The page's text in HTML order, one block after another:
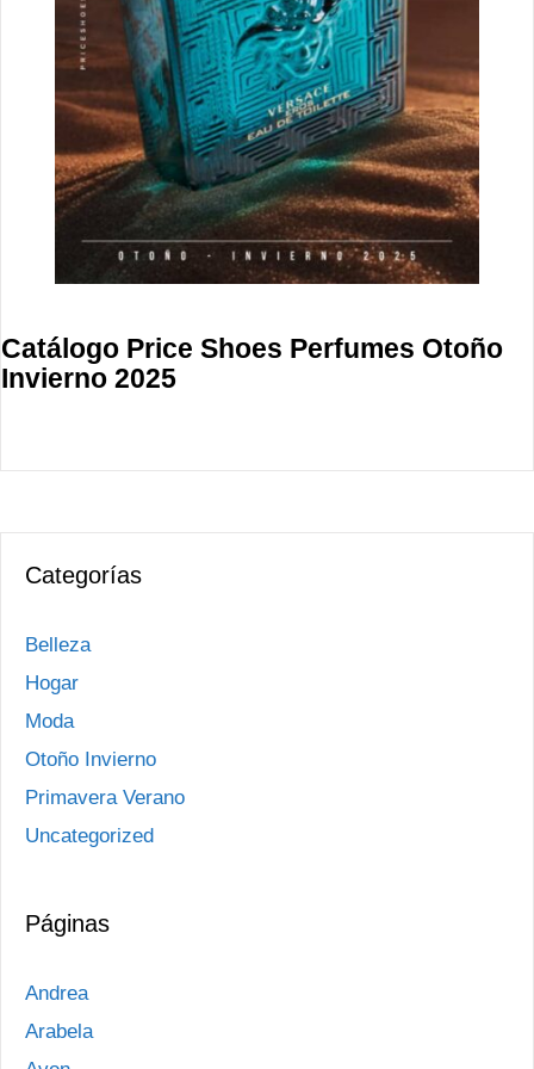
Catálogo Price Shoes Perfumes Otoño
Invierno 2025
Categorías
Belleza
Hogar
Moda
Otoño Invierno
Primavera Verano
Uncategorized
Páginas
Andrea
Arabela